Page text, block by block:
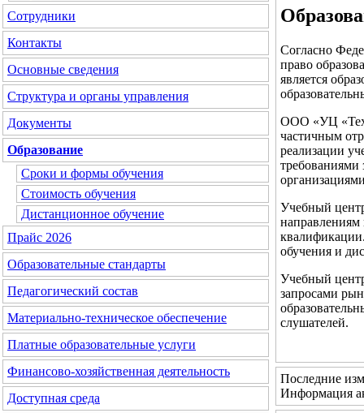
Сотрудники
Контакты
Основные сведения
Структура и органы управления
Документы
Образование
Сроки и формы обучения
Стоимость обучения
Дистанционное обучение
Прайс 2026
Образовательные стандарты
Педагогический состав
Материально-техническое обеспечение
Платные образовательные услуги
Финансово-хозяйственная деятельность
Доступная среда
Согласно
право
является
ООО «УЦ
частичным
реализации
требованиями
Учебный
обучения и
Учебный
запросами
слушателей.
Последние
Информация